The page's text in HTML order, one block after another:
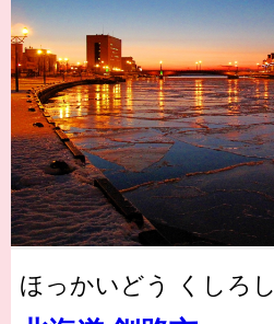
ほっかいどう くしろし